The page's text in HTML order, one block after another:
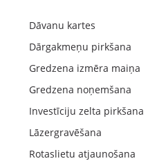
Dāvanu kartes
Dārgakmeņu pirkšana
Gredzena izmēra maiņa
Gredzena noņemšana
Investīciju zelta pirkšana
Lāzergravēšana
Rotaslietu atjaunošana